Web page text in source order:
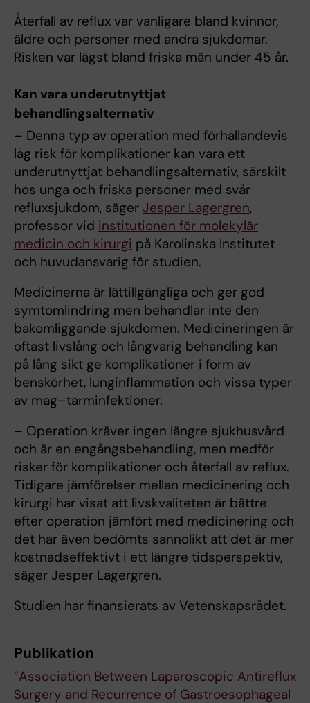
Återfall av reflux var vanligare bland kvinnor,
äldre och personer med andra sjukdomar.
Risken var lägst bland friska män under 45 år.
Kan vara underutnyttjat
behandlingsalternativ
– Denna typ av operation med förhållandevis
låg risk för komplikationer kan vara ett
underutnyttjat behandlingsalternativ, särskilt
hos unga och friska personer med svår
refluxsjukdom, säger Jesper Lagergren,
professor vid institutionen för molekylär
medicin och kirurgi på Karolinska Institutet
och huvudansvarig för studien.
Medicinerna är lättillgängliga och ger god
symtomlindring men behandlar inte den
bakomliggande sjukdomen. Medicineringen är
oftast livslång och långvarig behandling kan
på lång sikt ge komplikationer i form av
benskörhet, lunginflammation och vissa typer
av mag–tarminfektioner.
– Operation kräver ingen längre sjukhusvård
och är en engångsbehandling, men medför
risker för komplikationer och återfall av reflux.
Tidigare jämförelser mellan medicinering och
kirurgi har visat att livskvaliteten är bättre
efter operation jämfört med medicinering och
det har även bedömts sannolikt att det är mer
kostnadseffektivt i ett längre tidsperspektiv,
säger Jesper Lagergren.
Studien har finansierats av Vetenskapsrådet.
Publikation
”Association Between Laparoscopic Antireflux
Surgery and Recurrence of Gastroesophageal